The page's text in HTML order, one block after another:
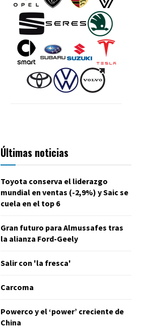
Últimas noticias
Toyota conserva el liderazgo
mundial en ventas (-2,9%) y Saic se
cuela en el top 6
Gran futuro para Almussafes tras
la alianza Ford-Geely
Salir con 'la fresca'
Carcoma
Powerco y el ‘power’ creciente de
China